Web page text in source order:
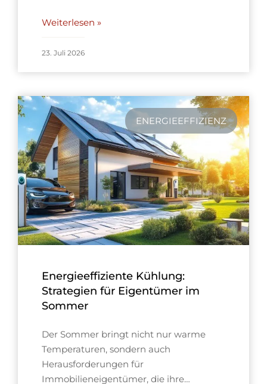
Weiterlesen »
23. Juli 2026
ENERGIEEFFIZIENZ
Energieeffiziente Kühlung:
Strategien für Eigentümer im
Sommer
Der Sommer bringt nicht nur warme
Temperaturen, sondern auch
Herausforderungen für
Immobilieneigentümer, die ihre…